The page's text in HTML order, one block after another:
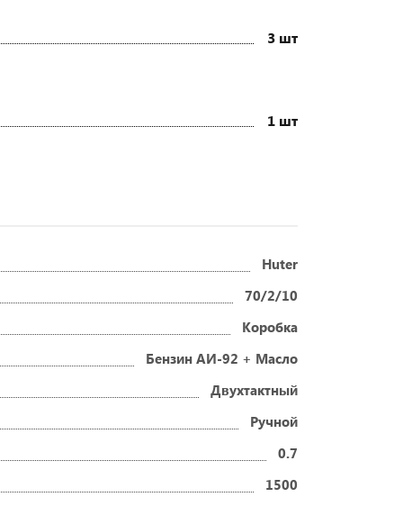
3 шт
1 шт
Huter
70/2/10
Коробка
Бензин АИ-92 + Масло
Двухтактный
Ручной
0.7
1500